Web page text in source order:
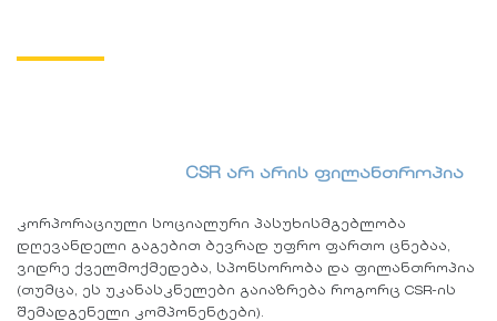
CSR არ არის ფილანთროპია
კორპორაციული სოციალური პასუხისმგებლობა
დღევანდელი გაგებით ბევრად უფრო ფართო ცნებაა,
ვიდრე ქველმოქმედება, სპონსორობა და ფილანთროპია
(თუმცა, ეს უკანასკნელები გაიაზრება როგორც CSR-ის
შემადგენელი კომპონენტები).